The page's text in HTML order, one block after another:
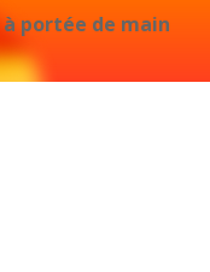
portée de main